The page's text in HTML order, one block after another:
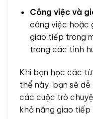
Công việc và
công việc hoặc
giao tiếp trong
trong các tình
Khi bạn học các
thể này, bạn sẽ
các cuộc trò
khả năng giao tiếp